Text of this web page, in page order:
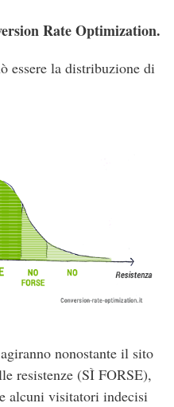
Rate Optimization.
essere la distribuzione di
nonostante il sito
resistenze (SÌ FORSE),
alcuni visitatori indecisi